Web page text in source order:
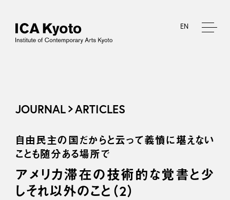
EN
JOURNAL ARTICLES
自由民主の国だからと云って義憤に堪えない
ことも随分ある場所で
アメリカ滞在の技術的な覚書と少
しそれ以外のこと（2）